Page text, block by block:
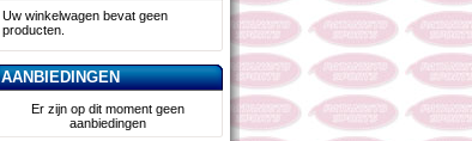
Uw winkelwagen bevat geen
producten.
AANBIEDINGEN
Er zijn op dit moment geen
aanbiedingen